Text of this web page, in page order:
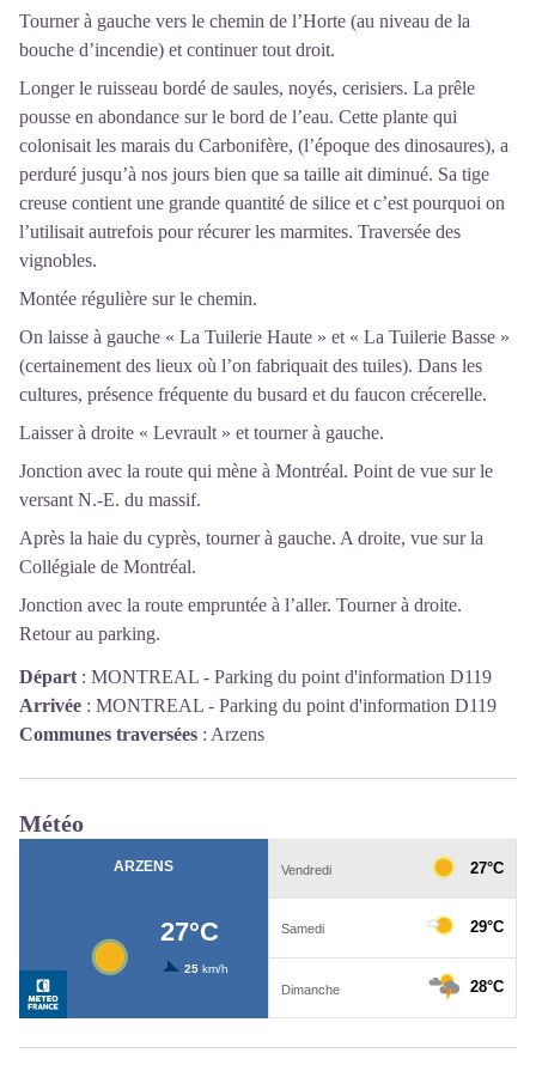
Tourner à gauche vers le chemin de l’Horte (au niveau de la
bouche d’incendie) et continuer tout droit.
Longer le ruisseau bordé de saules, noyés, cerisiers. La prêle
pousse en abondance sur le bord de l’eau. Cette plante qui
colonisait les marais du Carbonifère, (l’époque des dinosaures), a
perduré jusqu’à nos jours bien que sa taille ait diminué. Sa tige
creuse contient une grande quantité de silice et c’est pourquoi on
l’utilisait autrefois pour récurer les marmites. Traversée des
vignobles.
Montée régulière sur le chemin.
On laisse à gauche « La Tuilerie Haute » et « La Tuilerie Basse »
(certainement des lieux où l’on fabriquait des tuiles). Dans les
cultures, présence fréquente du busard et du faucon crécerelle.
Laisser à droite « Levrault » et tourner à gauche.
Jonction avec la route qui mène à Montréal. Point de vue sur le
versant N.-E. du massif.
Après la haie du cyprès, tourner à gauche. A droite, vue sur la
Collégiale de Montréal.
Jonction avec la route empruntée à l’aller. Tourner à droite.
Retour au parking.
Départ : MONTREAL - Parking du point d'information D119
Arrivée : MONTREAL - Parking du point d'information D119
Communes traversées : Arzens
Météo